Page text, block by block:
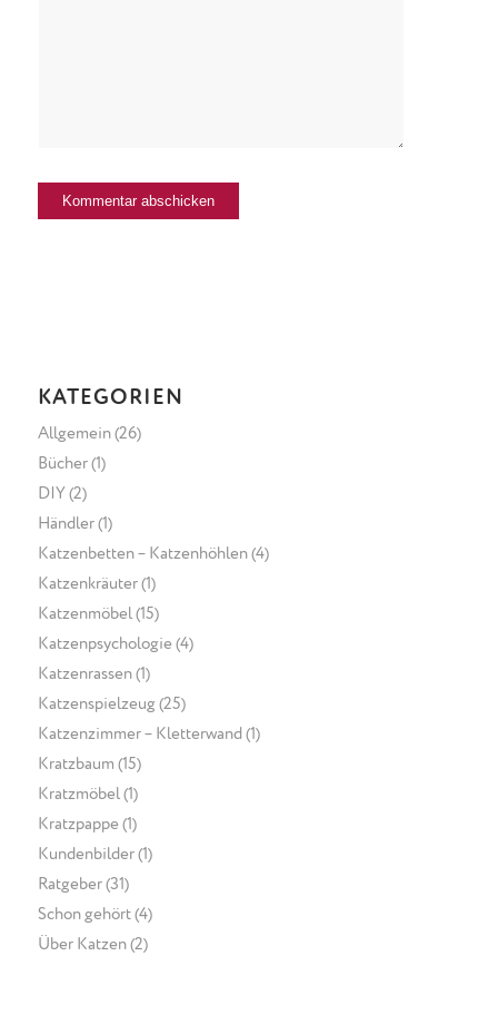
KATEGORIEN
Allgemein(26)
Bücher(1)
DIY (2)
Händler(1)
Katzenbetten – Katzenhöhlen(4)
Katzenkräuter(1)
Katzenmöbel (15)
Katzenpsychologie (4)
Katzenrassen(1)
Katzenspielzeug(25)
Katzenzimmer – Kletterwand (1)
Kratzbaum (15)
Kratzmöbel (1)
Kratzpappe (1)
Kundenbilder(1)
Ratgeber(31)
Schon gehört(4)
Über Katzen(2)